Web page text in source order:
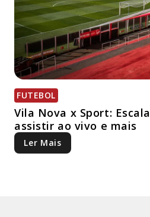
FUTEBOL
Vila Nova x Sport:
assistir ao vivo e mais
Ler Mais